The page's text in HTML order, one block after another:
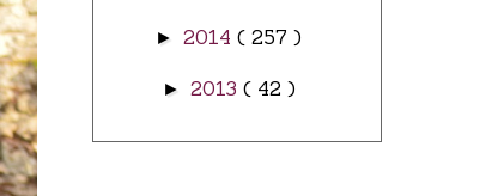
►2014( 257 )
► 2013 ( 42 )